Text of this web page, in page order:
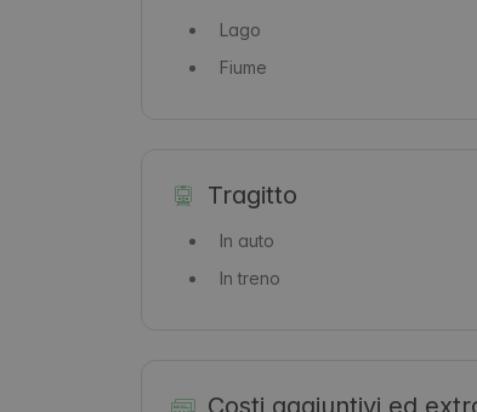
Lago
Fiume
Tragitto
In auto
In treno
Costi aggiuntivi ed